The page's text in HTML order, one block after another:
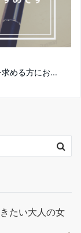
める方にお...
たい大人の女